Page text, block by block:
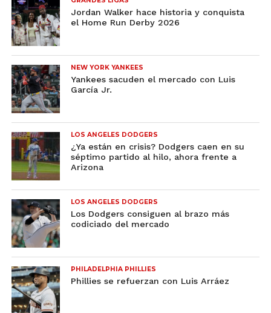
Jordan Walker hace historia y conquista
el Home Run Derby 2026
NEW YORK YANKEES
Yankees sacuden el mercado con Luis
García Jr.
LOS ANGELES DODGERS
¿Ya están en crisis? Dodgers caen en su
séptimo partido al hilo, ahora frente a
Arizona
LOS ANGELES DODGERS
Los Dodgers consiguen al brazo más
codiciado del mercado
PHILADELPHIA PHILLIES
Phillies se refuerzan con Luis Arráez